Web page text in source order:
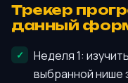
Трекер
данный
Неделя 1:
выбранной нише